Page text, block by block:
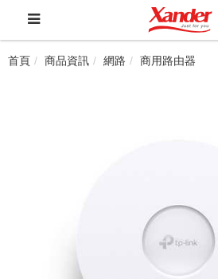
首頁 商品資訊 網路 商用路由器